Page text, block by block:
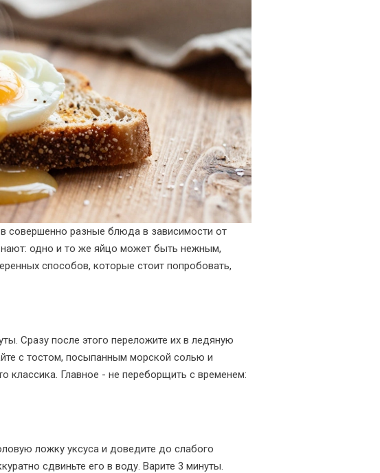
совершенно разные блюда в зависимости от
одно и то же яйцо может быть нежным,
способов, которые стоит попробовать,
Сразу после этого переложите их в ледяную
с тостом, посыпанным морской солью и
классика. Главное - не переборщить с временем:
ложку уксуса и доведите до слабого
сдвиньте его в воду. Варите 3 минуты.